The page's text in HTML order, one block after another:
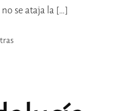
se ataja la […]